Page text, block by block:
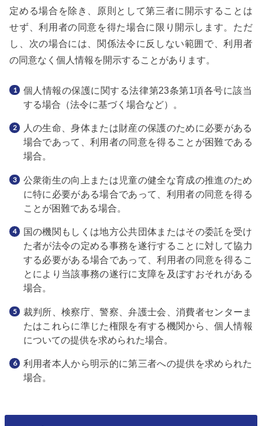
定める場合を除き、原則として第三者に開示することは
せず、利用者の同意を得た場合に限り開示します。ただ
し、次の場合には、関係法令に反しない範囲で、利用者
の同意なく個人情報を開示することがあります。
個人情報の保護に関する法律第23条第1項各号に該当
する場合（法令に基づく場合など）。
人の生命、身体または財産の保護のために必要がある
場合であって、利用者の同意を得ることが困難である
場合。
公衆衛生の向上または児童の健全な育成の推進のため
に特に必要がある場合であって、利用者の同意を得る
ことが困難である場合。
国の機関もしくは地方公共団体またはその委託を受け
た者が法令の定める事務を遂行することに対して協力
する必要がある場合であって、利用者の同意を得るこ
とにより当該事務の遂行に支障を及ぼすおそれがある
場合。
裁判所、検察庁、警察、弁護士会、消費者センターま
たはこれらに準じた権限を有する機関から、個人情報
についての提供を求められた場合。
利用者本人から明示的に第三者への提供を求められた
場合。